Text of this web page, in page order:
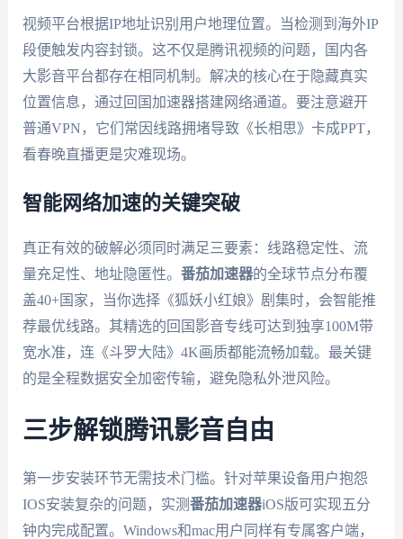
视频平台根据IP地址识别用户地理位置。当检测到海外IP
段便触发内容封锁。这不仅是腾讯视频的问题，国内各
大影音平台都存在相同机制。解决的核心在于隐藏真实
位置信息，通过回国加速器搭建网络通道。要注意避开
普通VPN，它们常因线路拥堵导致《长相思》卡成PPT，
看春晚直播更是灾难现场。
智能网络加速的关键突破
真正有效的破解必须同时满足三要素：线路稳定性、流
量充足性、地址隐匿性。 番茄加速器的全球节点分布覆
盖40+国家，当你选择《狐妖小红娘》剧集时，会智能推
荐最优线路。其精选的回国影音专线可达到独享100M带
宽水准，连《斗罗大陆》4K画质都能流畅加载。最关键
的是全程数据安全加密传输，避免隐私外泄风险。
三步解锁腾讯影音自由
第一步安装环节无需技术门槛。针对苹果设备用户抱怨
IOS安装复杂的问题，实测番茄加速器iOS版可实现五分
钟内完成配置。Windows和mac用户同样有专属客户端，